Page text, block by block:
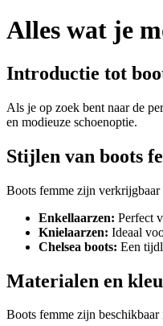
Alles wat je
Introductie tot
Als je op zoek bent naar de
en modieuze schoenoptie.
Stijlen van boots
Boots femme zijn
Enkellaarzen: Perfect
Knielaarzen: Ideaal
Chelsea boots: Een
Materialen en
Boots femme zijn beschikbaar